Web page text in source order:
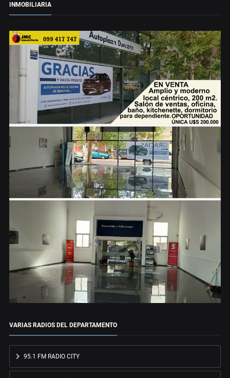
INMOBILIARIA
VARIAS RADIOS DEL DEPARTAMENTO
95.1 FM RADIO CITY